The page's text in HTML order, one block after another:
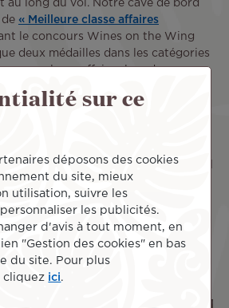
au long du vol. Notre cave de bord
« Meilleure classe affaires
le concours Wines on the Wing
deux médailles dans les catégories
en classe affaires lors du
Sky 2026.
est offerte et contient un trio de
brosse à dents et son dentifrice, un
et un masque de sommeil
ainsi que des bouchons
quoi assurer à chacun un sommeil
bout des sens.
sur ce
déposons des cookies
du site, mieux
utilisation, suivre les
les publicités.
d'avis à tout moment, en
"Gestion des cookies" en bas
du site. Pour plus
cliquez ici